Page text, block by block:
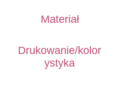
Materiał
Drukowanie/kolor
ystyka